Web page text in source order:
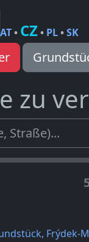
AT• CZ• PL•SK
zu
Frýdek-